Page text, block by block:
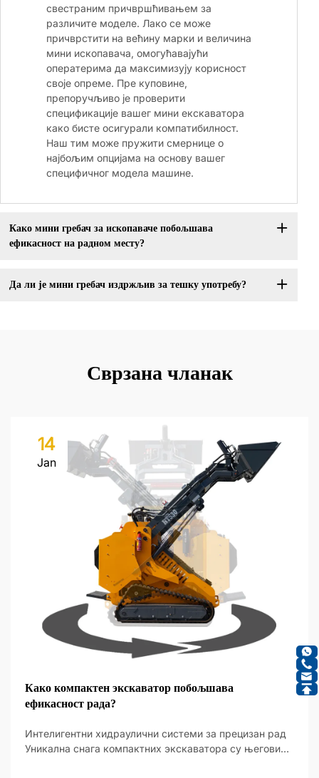
свестраним причвршћивањем за
различите моделе. Лако се може
причврстити на већину марки и величина
мини ископавача, омогућавајући
оператерима да максимизују корисност
своје опреме. Пре куповине,
препоручљиво је проверити
спецификације вашег мини екскаватора
како бисте осигурали компатибилност.
Наш тим може пружити смернице о
најбољим опцијама на основу вашег
специфичног модела машине.
Како мини гребач за ископаваче побољшава
ефикасност на радном месту?
Да ли је мини гребач издржљив за тешку употребу?
Сврзана чланак
14
Jan
Како компактен экскаватор побољшава
ефикасност рада?
Интелигентни хидраулични системи за прецизан рад
Уникална снага компактних экскаватора су његови